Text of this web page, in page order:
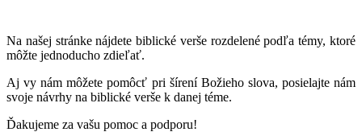
Na našej stránke nájdete biblické verše rozdelené podľa témy, ktoré
môžte jednoducho zdieľať.
Aj vy nám môžete pomôcť pri šírení Božieho slova, posielajte nám
svoje návrhy na biblické verše k danej téme.
Ďakujeme za vašu pomoc a podporu!